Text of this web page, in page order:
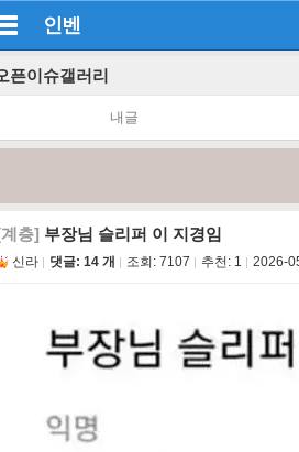
인벤
픈이슈갤러리
내글
층] 부장님 슬리퍼 이 지경임
신라 댓글: 14 개 조회: 7107 추천: 1 2026-